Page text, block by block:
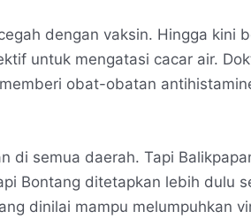
dengan vaksin. Hingga kini
untuk mengatasi cacar air.
obat-obatan
di semua daerah. Tapi
Bontang ditetapkan lebih dulu
dinilai mampu melumpuhkan